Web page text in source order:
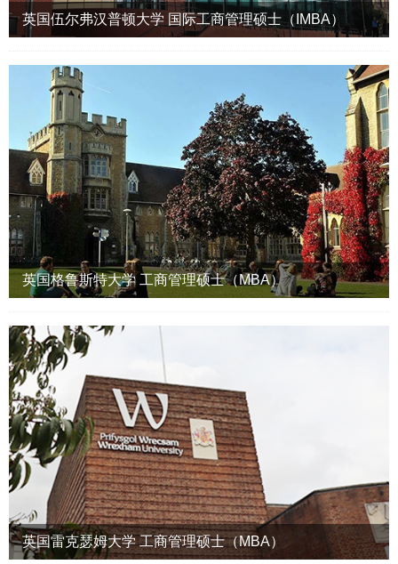
英国伍尔弗汉普顿大学 国际工商管理硕士（IMBA）
英国格鲁斯特大学 工商管理硕士（MBA）
英国雷克瑟姆大学 工商管理硕士（MBA）